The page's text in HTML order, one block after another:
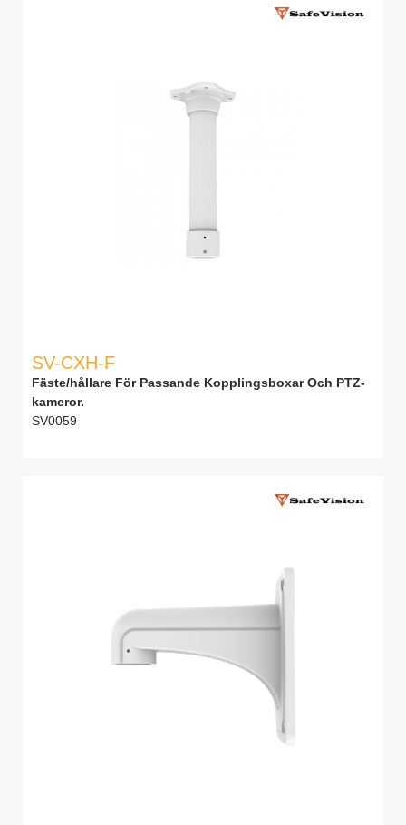
SV-CXH-F
Fäste/hållare För Passande Kopplingsboxar Och PTZ-
kameror.
SV0059